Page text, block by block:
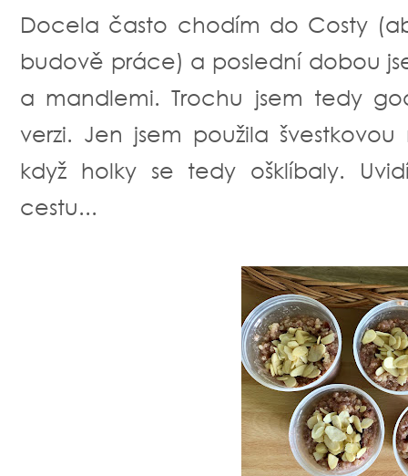
Docela často chodím do Costy
budově práce) a poslední dobou
a mandlemi. Trochu jsem tedy
verzi. Jen jsem použila
když holky se tedy ošklíbaly.
cestu...